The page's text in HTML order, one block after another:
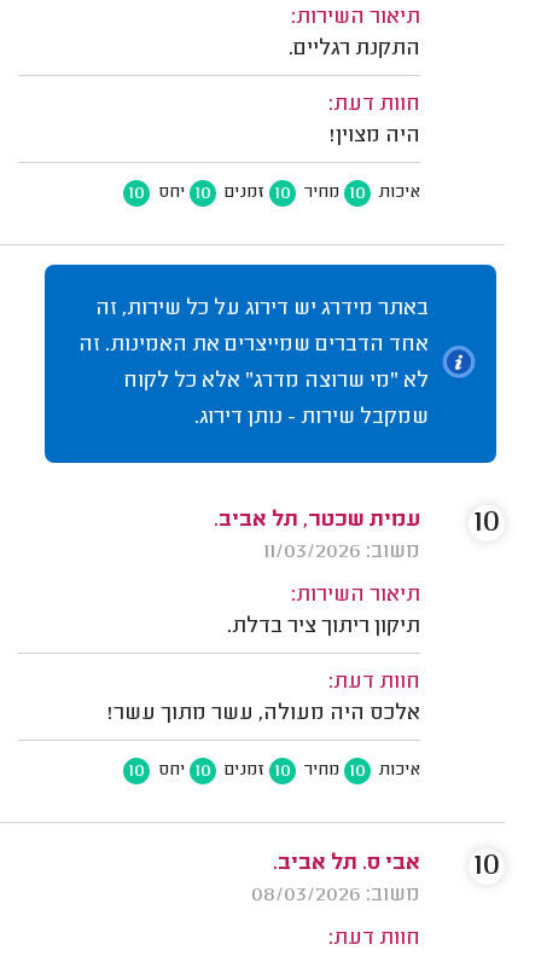
תיאור השירות:
התקנת רגליים.
חוות דעת:
היה מצוין!
איכות 10 מחיר 10 זמנים 10 יחס 10
באתר מידרג יש דירוג על כל שירות, זה
אחד הדברים שמייצרים את האמינות. זה
לא "מי שרוצה מדרג" אלא כל לקוח
שמקבל שירות - נותן דירוג.
עמית שכטר, תל אביב.
משוב: 11/03/2026
תיאור השירות:
תיקון ריתוך ציר בדלת.
חוות דעת:
אלכס היה מעולה, עשר מתוך עשר!
איכות 10 מחיר 10 זמנים 10 יחס 10
10
אבי ס. תל אביב.
משוב: 08/03/2026
חוות דעת:
10